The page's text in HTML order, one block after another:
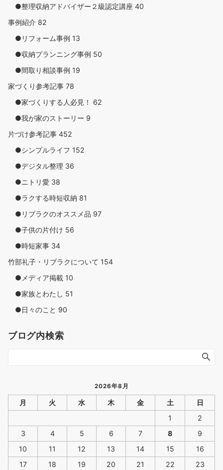
●整理収納アドバイザー２級認定講座 40
事例紹介 82
●リフォーム事例 13
●収納プランニング事例 50
●間取り相談事例 19
家づくり参考記事 78
●家づくりする人必見！ 62
●我が家のストーリー 9
片づけ参考記事 452
●シンプルライフ 152
●デジタル整理 36
●ニトリ愛 38
●ラクする時短収納 81
●リブラクのオススメ品 97
●子供の片付け 56
●時短家事 34
竹部礼子・リブラクについて 154
●メディア掲載 10
●家族とわたし 51
●日々のこと 90
ブログ内検索
2026年8月
月 火 水 木 金 土
日
1
2
3
4 5 6 7 8
9
10
11 12 13 14 15
16
17
18 19 20 21 22 23